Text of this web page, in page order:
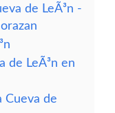
de LeÃ³n -
de LeÃ³n en
Cueva de